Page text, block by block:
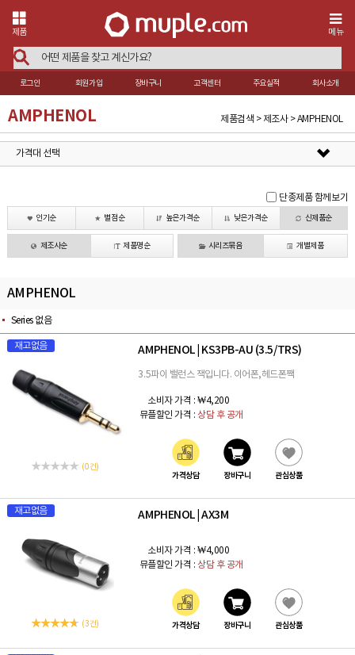
제품 메뉴
로그인 회원가입 장바구니 고객센터 주요실적 회사소개
AMPHENOL 제품검색 > 제조사 > AMPHENOL
가격대 선택
단종제품 함께보기
인기순 별점순 높은가격순 낮은가격순 신제품순
제조사순 제품명순 시리즈묶음 개별제품
AMPHENOL
Series 없음
재고없음
(0 건)
AMPHENOL KS3PB-AU (3.5/TRS)
3.5파이 밸런스 잭입니다. 이어폰,헤드폰짹
소비자 가격 : ₩4,200
뮤플할인 가격 : 상담 후 공개
가격상담 장바구니 관심상품
재고없음
(3 건)
AMPHENOL AX3M
소비자 가격 : ₩4,000
뮤플할인 가격 : 상담 후 공개
가격상담 장바구니 관심상품